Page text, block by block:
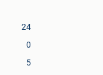
24
0
5